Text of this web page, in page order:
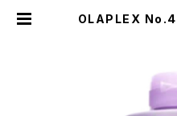
OLAPLEX